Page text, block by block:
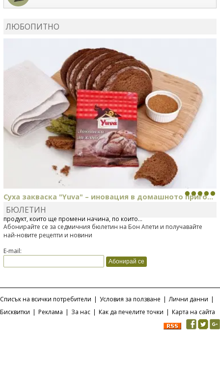
ЛЮБОПИТНО
Суха закваска "Yuva" – иновация в домашното приго...
Отскоро Лесафр България стартира предлагането на изцяло нов
продукт, който ще промени начина, по който...
БЮЛЕТИН
Абонирайте се за седмичния бюлетин на Бон Апети и получавайте
най-новите рецепти и новини
E-mail:
Списък на всички потребители | Условия за ползване | Лични данни |
Бисквитки | Реклама | За нас | Как да печелите точки | Карта на сайта